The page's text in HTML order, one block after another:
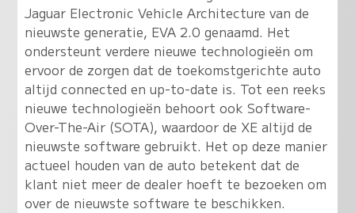
Jaguar Electronic Vehicle Architecture van de
nieuwste generatie, EVA 2.0 genaamd. Het
ondersteunt verdere nieuwe technologieën om
ervoor de zorgen dat de toekomstgerichte auto
altijd connected en up-to-date is. Tot een reeks
nieuwe technologieën behoort ook Software-
Over-The-Air (SOTA), waardoor de XE altijd de
nieuwste software gebruikt. Het op deze manier
actueel houden van de auto betekent dat de
klant niet meer de dealer hoeft te bezoeken om
over de nieuwste software te beschikken.